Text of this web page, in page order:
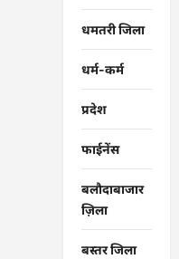
धमतरी जिला
धर्म-कर्म
प्रदेश
फाईनेंस
बलौदाबाजार
ज़िला
बस्तर जिला